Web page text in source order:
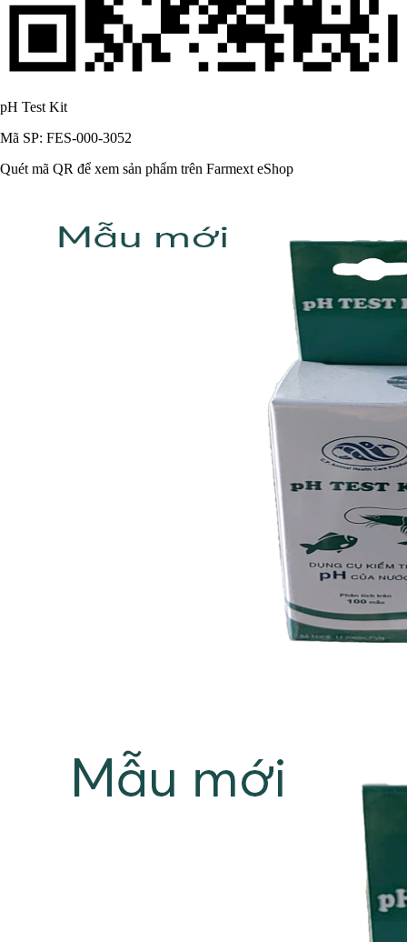
pH Test Kit
Mã SP: FES-000-3052
Quét mã QR để xem sản phẩm trên Farmext eShop